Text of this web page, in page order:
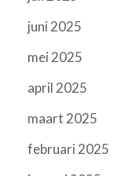
juni 2025
mei 2025
april 2025
maart 2025
februari 2025